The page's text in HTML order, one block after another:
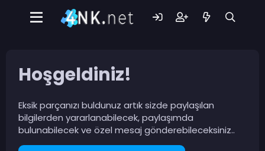
Hoşgeldiniz!
Eksik parçanızı buldunuz artık sizde paylaşılan
bilgilerden yararlanabilecek, paylaşımda
bulunabilecek ve özel mesaj gönderebileceksiniz..